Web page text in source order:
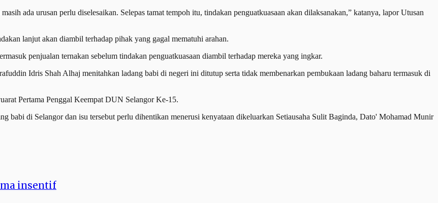
ada urusan perlu diselesaikan. Selepas tamat tempoh itu, tindakan penguatkuasaan akan dilaksanakan,” katanya, lapor Utusan
lanjut akan diambil terhadap pihak yang gagal mematuhi arahan.
penjualan ternakan sebelum tindakan penguatkuasaan diambil terhadap mereka yang ingkar.
Idris Shah Alhaj menitahkan ladang babi di negeri ini ditutup serta tidak membenarkan pembukaan ladang baharu termasuk di
Pertama Penggal Keempat DUN Selangor Ke-15.
babi di Selangor dan isu tersebut perlu dihentikan menerusi kenyataan dikeluarkan Setiausaha Sulit Baginda, Dato' Mohamad Munir
insentif